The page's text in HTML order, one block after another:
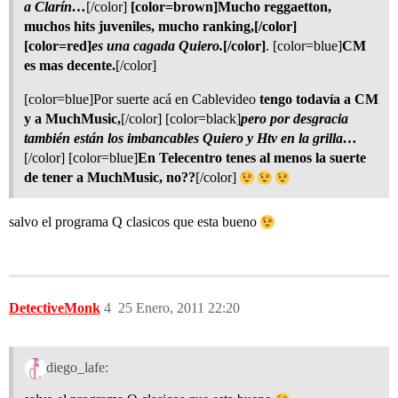
a Clarín…[/color] [color=brown]Mucho reggaetton,
muchos hits juveniles, mucho ranking,[/color]
[color=red]es una cagada Quiero.[/color]. [color=blue]CM
es mas decente.[/color]
[color=blue]Por suerte acá en Cablevideo tengo todavía a CM
y a MuchMusic,[/color] [color=black]pero por desgracia
también están los imbancables Quiero y Htv en la grilla…
[/color] [color=blue]En Telecentro tenes al menos la suerte
de tener a MuchMusic, no??[/color]
salvo el programa Q clasicos que esta bueno
DetectiveMonk 25 Enero, 2011 22:20
4
diego_lafe: